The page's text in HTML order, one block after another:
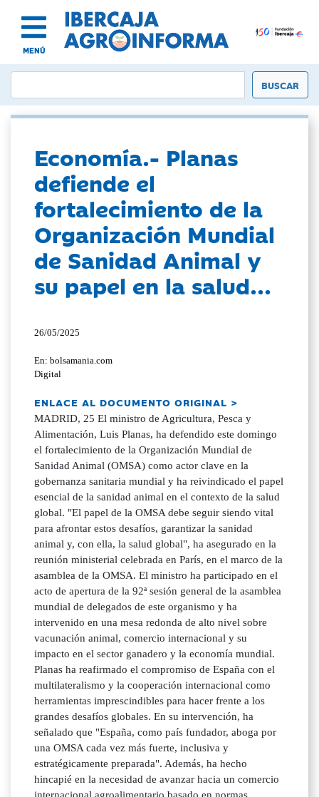
MENÚ
Economía.- Planas
defiende el
fortalecimiento de la
Organización Mundial
de Sanidad Animal y
su papel en la salud...
26/05/2025
En: bolsamania.com
Digital
ENLACE AL DOCUMENTO ORIGINAL >
MADRID, 25 El ministro de Agricultura, Pesca y
Alimentación, Luis Planas, ha defendido este domingo
el fortalecimiento de la Organización Mundial de
Sanidad Animal (OMSA) como actor clave en la
gobernanza sanitaria mundial y ha reivindicado el papel
esencial de la sanidad animal en el contexto de la salud
global. "El papel de la OMSA debe seguir siendo vital
para afrontar estos desafíos, garantizar la sanidad
animal y, con ella, la salud global", ha asegurado en la
reunión ministerial celebrada en París, en el marco de la
asamblea de la OMSA. El ministro ha participado en el
acto de apertura de la 92ª sesión general de la asamblea
mundial de delegados de este organismo y ha
intervenido en una mesa redonda de alto nivel sobre
vacunación animal, comercio internacional y su
impacto en el sector ganadero y la economía mundial.
Planas ha reafirmado el compromiso de España con el
multilateralismo y la cooperación internacional como
herramientas imprescindibles para hacer frente a los
grandes desafíos globales. En su intervención, ha
señalado que "España, como país fundador, aboga por
una OMSA cada vez más fuerte, inclusiva y
estratégicamente preparada". Además, ha hecho
hincapié en la necesidad de avanzar hacia un comercio